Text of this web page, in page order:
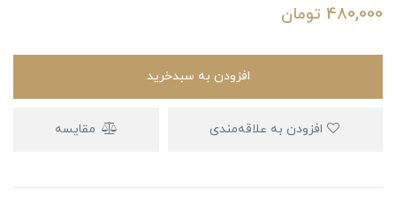
480,000 تومان
افزودن به سبدخرید
مقایسه